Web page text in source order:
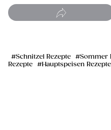
Schnitzel Rezepte Sommer
Rezepte
Hauptspeisen Rezepte